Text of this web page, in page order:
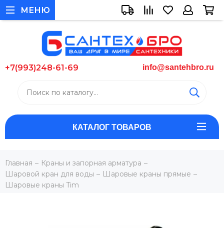
+7(993)248-61-69 info@santehbro.ru
КАТАЛОГ ТОВАРОВ
МЕНЮ
Главная
Краны и запорная арматура
Шаровой кран для воды
Шаровые краны прямые
Шаровые краны Tim